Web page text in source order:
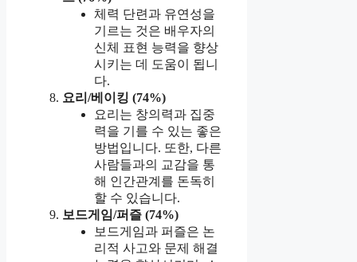
체력 단련과 유연성을
기르는 것은 배우자의
신체 표현 능력을 향상
시키는 데 도움이 됩니
다.
요리/베이킹 (74%)
요리는 창의력과 집중
력을 기를 수 있는 좋은
방법입니다. 또한, 다른
사람들과의 교감을 통
해 인간관계를 돈독히
할 수 있습니다.
보드게임/퍼즐 (74%)
보드게임과 퍼즐은 논
리적 사고와 문제 해결